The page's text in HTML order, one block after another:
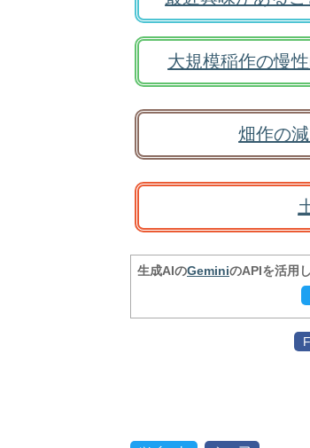
大規模稲作の慢
畑作の
生成AIのGeminiのAPIを活用